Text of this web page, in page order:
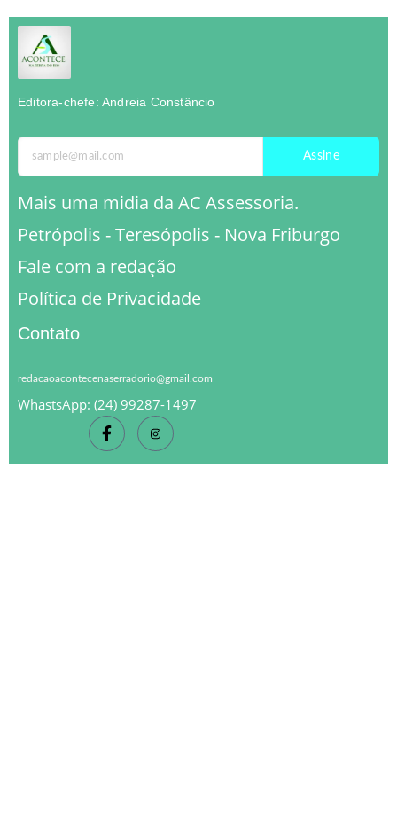
Editora-chefe: Andreia Constâncio
Assine
Mais uma midia da AC Assessoria.
Petrópolis - Teresópolis - Nova Friburgo
Fale com a redação
Política de Privacidade
Contato
redacaoacontecenaserradorio@gmail.com
WhastsApp: (24) 99287-1497